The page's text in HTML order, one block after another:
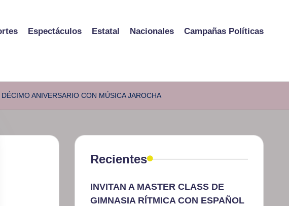
Espectáculos Estatal Nacionales Campañas Políticas
ANIVERSARIO CON MÚSICA JAROCHA
Recientes
INVITAN A MASTER CLASS DE
GIMNASIA RÍTMICA CON ESPAÑOL